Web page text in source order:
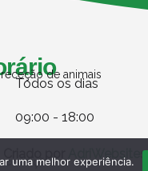
receção de animais
Todos os dias
09:00 - 18:00
Criado por AdriWebsites
condições
uma melhor experiência.